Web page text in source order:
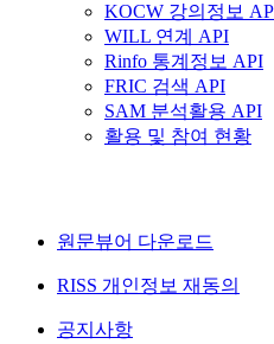
KOCW 강의정보
WILL 연계 API
Rinfo 통계정보 API
FRIC 검색 API
SAM 분석활용 API
활용 및 참여 현황
원문뷰어 다운로드
RISS 개인정보 재동의
공지사항